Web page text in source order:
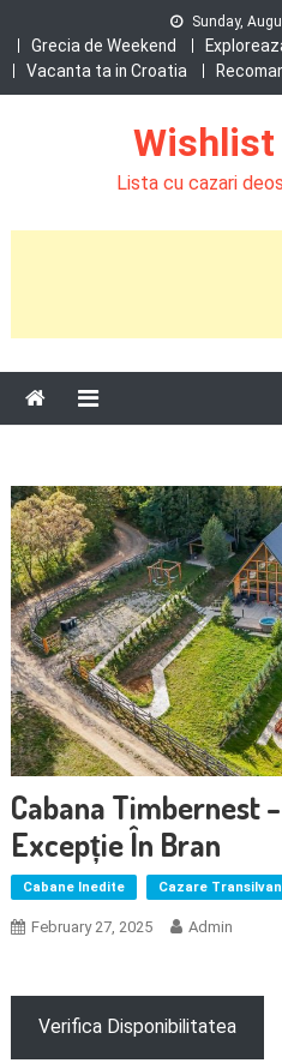
content
Sunday,
Grecia de Weekend
Vacanta ta in Croatia
Wishlist
Lista cu cazari
Cabana Timbernest
Excepție În Bran
Cabane Inedite Cazare
February 27, 2025 Admin
Verifica Disponibilitatea